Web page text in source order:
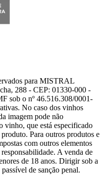
para MISTRAL
288 - CEP: 01330-000 -
sob o nº 46.516.308/0001-
No caso dos vinhos
imagem pode não
vinho, que está especificado
Para outros produtos e
com outros elementos
A venda de
de 18 anos. Dirigir sob a
de sanção penal.